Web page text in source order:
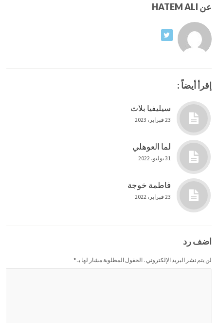
عن HATEM ALI
إقرأ أيضاً :
سيليفيا بلاث
23 فبراير، 2023
لما العوهلي
31 يوليو، 2022
فاطمة خوجة
23 فبراير، 2022
اضف رد
لن يتم نشر البريد الإلكتروني . الحقول المطلوبة مشار لها بـ*